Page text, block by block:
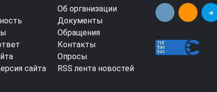
Об организации
Документы
Обращения
Контакты
Опросы
сайта
RSS лента новостей